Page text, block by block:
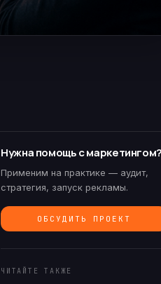
Нужна помощь с маркетингом?
Применим на практике — аудит,
стратегия, запуск рекламы.
ОБСУДИТЬ ПРОЕКТ
ЧИТАЙТЕ ТАКЖЕ